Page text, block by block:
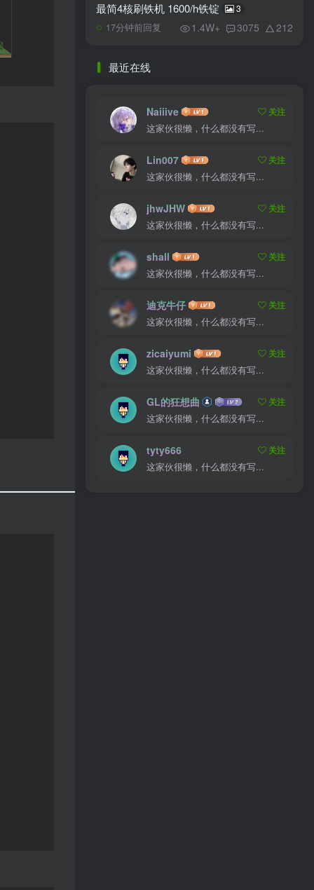
最简4核刷铁机 1600/h铁锭 3
17分钟前回复 1.4W+ 3075 212
最近在线
Naiiive
关注
这家伙很懒，什么都没有写...
Lin007
关注
这家伙很懒，什么都没有写...
jhwJHW
关注
这家伙很懒，什么都没有写...
shall
关注
这家伙很懒，什么都没有写...
迪克牛仔
关注
这家伙很懒，什么都没有写...
zicaiyumi
关注
这家伙很懒，什么都没有写...
GL的狂想曲
关注
这家伙很懒，什么都没有写...
tyty666
关注
这家伙很懒，什么都没有写...